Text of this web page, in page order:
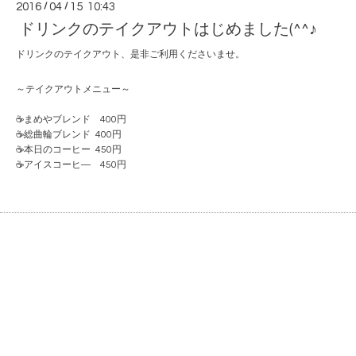
2016 /04 / 15 10:43
ドリンクのテイクアウトはじめました(^^♪
ドリンクのテイクアウト、是非ご利用くださいませ。
～テイクアウトメニュー～
☕まめやブレンド 400円
☕総曲輪ブレンド 400円
☕本日のコーヒー 450円
☕アイスコーヒ― 450円